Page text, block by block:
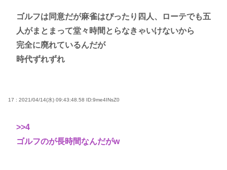
ゴルフは同意だが麻雀はぴったり四人、ローテでも五
人がまとまって堂々時間とらなきゃいけないから
完全に廃れているんだが
時代ずれずれ
17 : 2021/04/14(水) 09:43:48.58 ID:9me4INsZ0
>>4
ゴルフのが長時間なんだがw